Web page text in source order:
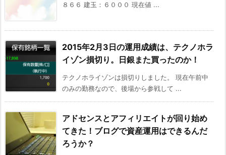
８６６ 建玉：６０００ 現在値 ...
2015年2月3日の運用成績は、テクノホラ
イゾン損切り。日銀また買ったのか！
テクノホライゾンは損切りしました。 現在午前中
のみの勤務なので、後場から参戦して ...
アドセンスとアフィリエイトが回り始め
てきた！ブログで資産運用はできるんだ
ろうか？